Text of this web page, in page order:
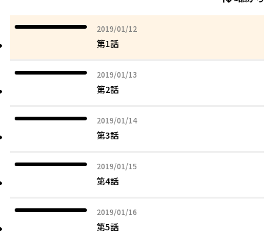
2019/01/12
2019年01月12日
第1話
2019/01/13
2019年01月13日
第2話
2019/01/14
2019年01月14日
第3話
2019/01/15
2019年01月15日
第4話
2019/01/16
2019年01月16日
第5話